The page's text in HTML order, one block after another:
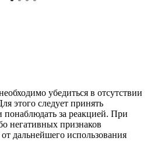
убедиться в отсутствии
этого следует принять
за реакцией. При
негативных признаков
от дальнейшего использования